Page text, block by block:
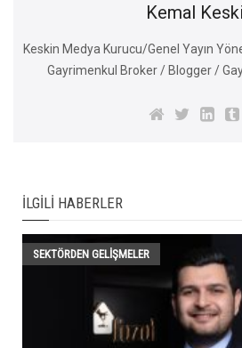
Kemal
Keskin Medya Kurucu/Genel Yayın
Gayrimenkul Broker / Blogger /
İLGILI HABERLER
SEKTÖRDEN GELIŞMELER